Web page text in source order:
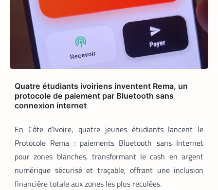
Quatre étudiants ivoiriens inventent Rema, un
protocole de paiement par Bluetooth sans
connexion internet
En Côte d’Ivoire, quatre jeunes étudiants lancent le
Protocole Rema : paiements Bluetooth sans Internet
pour zones blanches, transformant le cash en argent
numérique sécurisé et traçable, offrant une inclusion
financière totale aux zones les plus reculées.
APPLICATION
TECH AFRIQUE
qui impacte le marché du travail ivoirien
La Rédaction 10 mai 2026
Le partenariat entre Prosuma et Yango
Food promet de transformer le
local, digitalisant les métiers de la
livraison et structurant une chaîne
logistique moderne et inclusive.